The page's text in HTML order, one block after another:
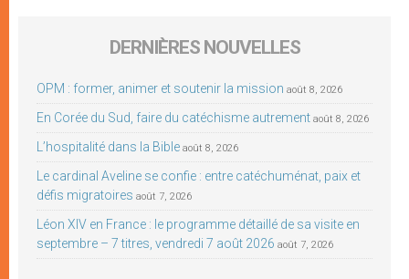
DERNIÈRES NOUVELLES
OPM : former, animer et soutenir la mission août 8, 2026
En Corée du Sud, faire du catéchisme autrement août 8, 2026
L’hospitalité dans la Bible août 8, 2026
Le cardinal Aveline se confie : entre catéchuménat, paix et
défis migratoires août 7, 2026
Léon XIV en France : le programme détaillé de sa visite en
septembre – 7 titres, vendredi 7 août 2026 août 7, 2026